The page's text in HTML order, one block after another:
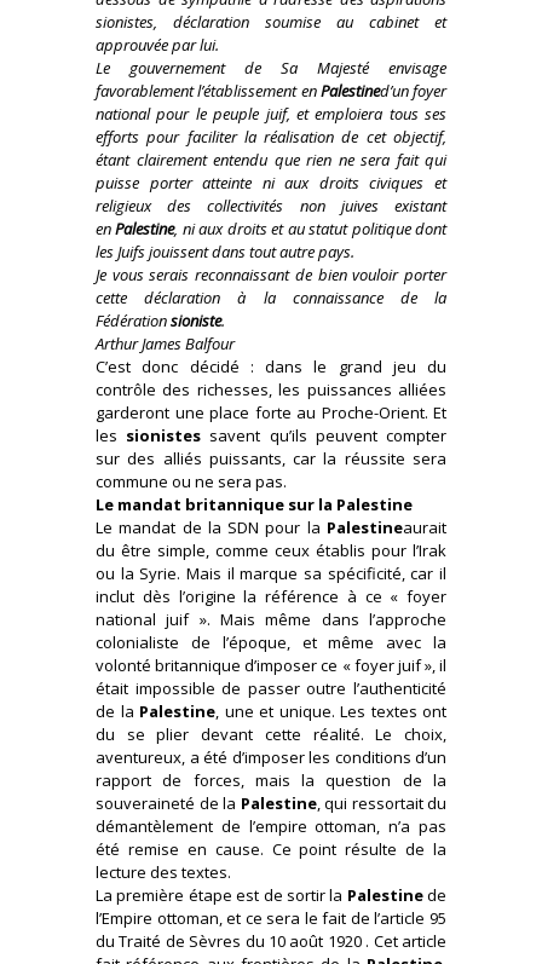
sionistes, déclaration soumise au cabinet et
approuvée par lui.
Le gouvernement de Sa Majesté envisage
favorablement l’établissement enPalestined’un foyer
national pour le peuple juif, et emploiera tous ses
efforts pour faciliter la réalisation de cet objectif,
étant clairement entendu que rien ne sera fait qui
puisse porter atteinte ni aux droits civiques et
religieux des collectivités non juives existant
enPalestine, ni aux droits et au statut politique dont
les Juifs jouissent dans tout autre pays.
Je vous serais reconnaissant de bien vouloir porter
cette déclaration à la connaissance de la
Fédérationsioniste.
Arthur James Balfour
C’est donc décidé : dans le grand jeu du
contrôle des richesses, les puissances alliées
garderont une place forte au Proche-Orient. Et
les sionistes savent qu’ils peuvent compter
sur des alliés puissants, car la réussite sera
commune ou ne sera pas.
Le mandat britannique sur la Palestine
Le mandat de la SDN pour la Palestineaurait
du être simple, comme ceux établis pour l’Irak
ou la Syrie. Mais il marque sa spécificité, car il
inclut dès l’origine la référence à ce « foyer
national juif ». Mais même dans l’approche
colonialiste de l’époque, et même avec la
volonté britannique d’imposer ce « foyer juif », il
était impossible de passer outre l’authenticité
de la Palestine, une et unique. Les textes ont
du se plier devant cette réalité. Le choix,
aventureux, a été d’imposer les conditions d’un
rapport de forces, mais la question de la
souveraineté de la Palestine, qui ressortait du
démantèlement de l’empire ottoman, n’a pas
été remise en cause. Ce point résulte de la
lecture des textes.
La première étape est de sortir la Palestinede
l’Empire ottoman, et ce sera le fait de l’article 95
du Traité de Sèvres du 10 août 1920 . Cet article